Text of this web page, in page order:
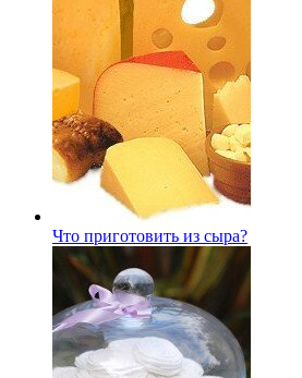
Что приготовить из сыра?